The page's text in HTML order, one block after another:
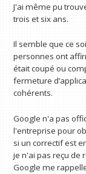
J'ai même pu
trois et six ans.
Il semble que ce
personnes ont
était coupé ou
fermeture
cohérents.
Google n'a pas
l'entreprise pour
si un correctif est
je n'ai pas reçu de
Google me